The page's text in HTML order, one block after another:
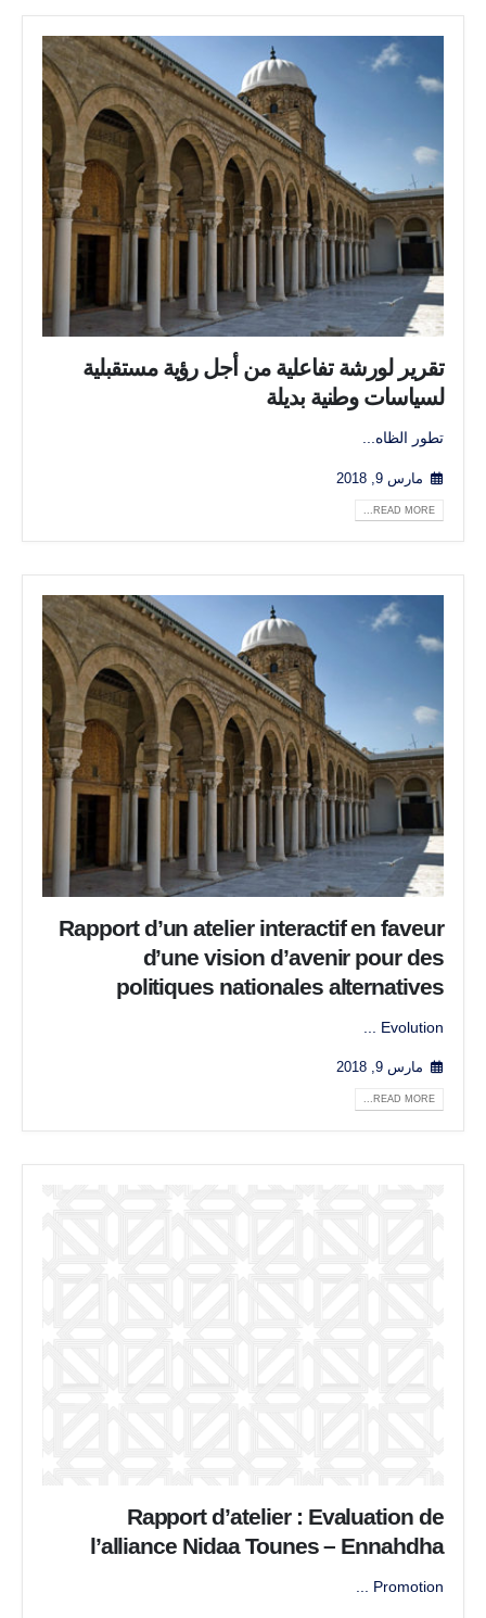
تقرير لورشة تفاعلية من أجل رؤية مستقبلية
لسياسات وطنية بديلة
تطور الظاه...
مارس 9, 2018
READ MORE...
Rapport d’un atelier interactif en faveur
d’une vision d’avenir pour des
politiques nationales alternatives
Evolution ...
مارس 9, 2018
READ MORE...
Rapport d’atelier : Evaluation de
l’alliance Nidaa Tounes – Ennahdha
Promotion ...